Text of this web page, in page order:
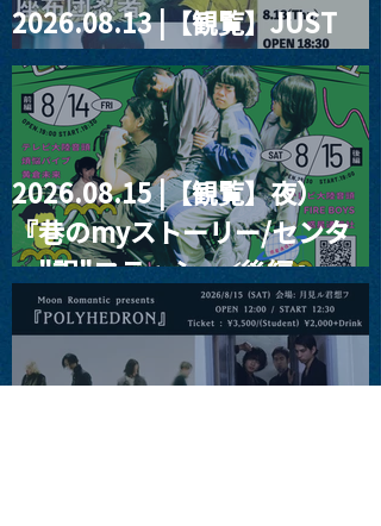
2026.08.13 |【観覧】JUST
RIGHT!! vol.26
2026.08.15 |【観覧】夜）
『巷のmyストーリー/センタ
ー"訳"フラッシュ⚡️後編』